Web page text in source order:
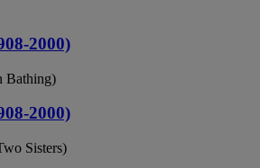
2000)
Bathing)
2000)
Sisters)